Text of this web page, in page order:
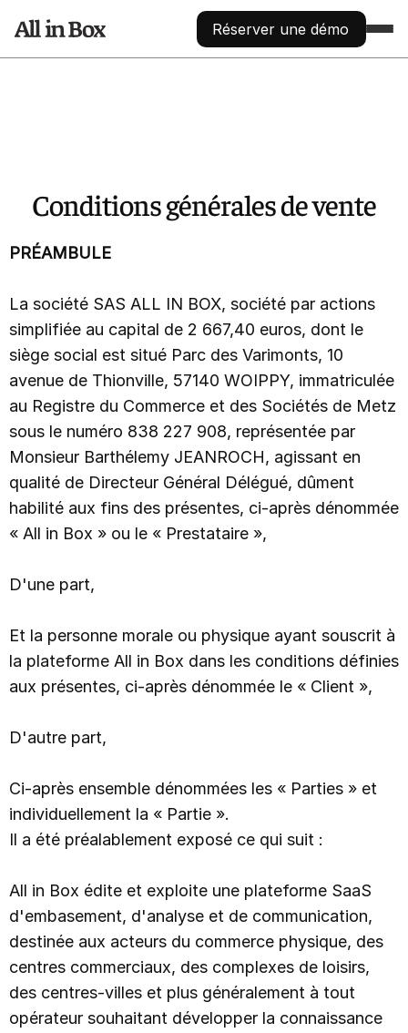
Réserver une démo
Centralisation des données
Traitement et segmentation automatisés via API
Apprenez à connaître vos prospects
Analyse géographique
Découvrez d’où viennent vos prospects
Création de groupes / segments
Par ville, pays, tags, activité,...
Gestion de la réputation en ligne
Répondre aux avis avec l’IA
Analyse de performance réseaux sociaux
Facebook, Instagram, TikTok
COMMUNICATION
Engagez vos contacts
Envoi de newsletter et accès statistiques
A/B Tests, segmentation
Animation des réseaux sociaux
Envoi de SMS
À ses abonnés ou à des contacts ciblés
Personnalisées et engageantes
Publicité en ligne
Display, Google Ads, Meta Ads
Automation
Questionnaires de satisfaction
Création, automatisation et extraction
Messages enrichis à ses abonnés ou à des contacts ciblés
OFFRES
NOUS CONTACTER
ESPACE CLIENT
Conditions générales de vente
PRÉAMBULE
La société SAS ALL IN BOX, société par actions
simplifiée au capital de 2 667,40 euros, dont le
siège social est situé Parc des Varimonts, 10
avenue de Thionville, 57140 WOIPPY, immatriculée
au Registre du Commerce et des Sociétés de Metz
sous le numéro 838 227 908, représentée par
Monsieur Barthélemy JEANROCH, agissant en
qualité de Directeur Général Délégué, dûment
habilité aux fins des présentes, ci-après dénommée
« All in Box » ou le « Prestataire »,
D'une part,
Et la personne morale ou physique ayant souscrit à
la plateforme All in Box dans les conditions définies
aux présentes, ci-après dénommée le « Client »,
D'autre part,
Ci-après ensemble dénommées les « Parties » et
individuellement la « Partie ».
Il a été préalablement exposé ce qui suit :
All in Box édite et exploite une plateforme SaaS
d'embasement, d'analyse et de communication,
destinée aux acteurs du commerce physique, des
centres commerciaux, des complexes de loisirs,
des centres-villes et plus généralement à tout
opérateur souhaitant développer la connaissance